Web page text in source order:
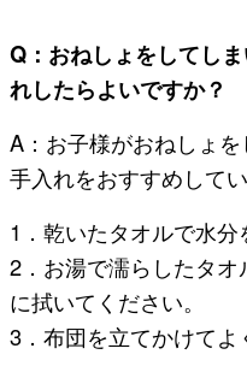
Q：おねしょをしてし
れしたらよいですか？
A：お子様がおねしょ
手入れをおすすめしてい
1．乾いたタオルで水分
2．お湯で濡らしたタ
に拭いてください。
3．布団を立てかけてよ